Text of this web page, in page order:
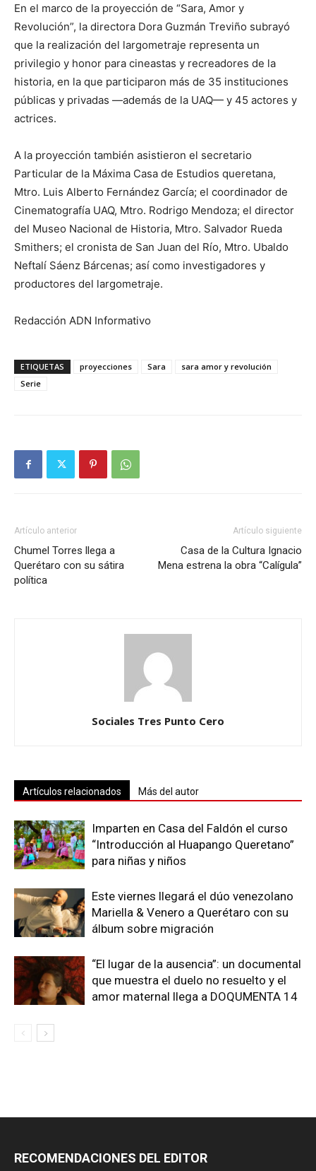
En el marco de la proyección de “Sara, Amor y
Revolución”, la directora Dora Guzmán Treviño subrayó
que la realización del largometraje representa un
privilegio y honor para cineastas y recreadores de la
historia, en la que participaron más de 35 instituciones
públicas y privadas —además de la UAQ— y 45 actores y
actrices.
A la proyección también asistieron el secretario
Particular de la Máxima Casa de Estudios queretana,
Mtro. Luis Alberto Fernández García; el coordinador de
Cinematografía UAQ, Mtro. Rodrigo Mendoza; el director
del Museo Nacional de Historia, Mtro. Salvador Rueda
Smithers; el cronista de San Juan del Río, Mtro. Ubaldo
Neftalí Sáenz Bárcenas; así como investigadores y
productores del largometraje.
Redacción ADN Informativo
ETIQUETAS proyecciones Sara
sara amor y revolución
Serie
Artículo anterior
Chumel Torres llega a
Querétaro con su sátira
política
Artículo siguiente
Casa de la Cultura Ignacio
Mena estrena la obra “Calígula”
Sociales Tres Punto Cero
Artículos relacionados Más del autor
Imparten en Casa del Faldón el curso
“Introducción al Huapango Queretano”
para niñas y niños
Este viernes llegará el dúo venezolano
Mariella & Venero a Querétaro con su
álbum sobre migración
“El lugar de la ausencia”: un documental
que muestra el duelo no resuelto y el
amor maternal llega a DOQUMENTA 14
RECOMENDACIONES DEL EDITOR